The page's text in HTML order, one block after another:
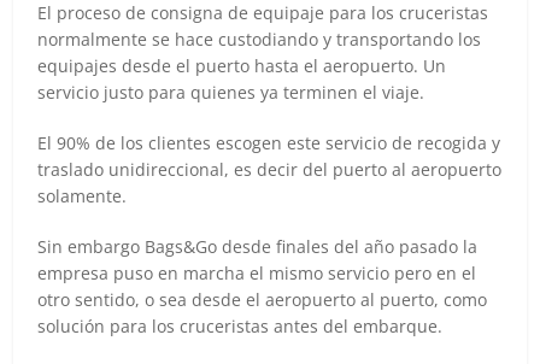
El proceso de consigna de equipaje para los cruceristas
normalmente se hace custodiando y transportando los
equipajes desde el puerto hasta el aeropuerto. Un
servicio justo para quienes ya terminen el viaje.
El 90% de los clientes escogen este servicio de recogida y
traslado unidireccional, es decir del puerto al aeropuerto
solamente.
Sin embargo Bags&Go desde finales del año pasado la
empresa puso en marcha el mismo servicio pero en el
otro sentido, o sea desde el aeropuerto al puerto, como
solución para los cruceristas antes del embarque.